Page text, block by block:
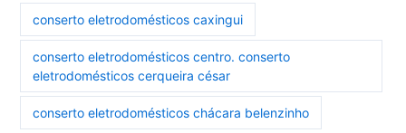
conserto eletrodomésticos caxingui
conserto eletrodomésticos centro. conserto
eletrodomésticos cerqueira césar
conserto eletrodomésticos chácara belenzinho